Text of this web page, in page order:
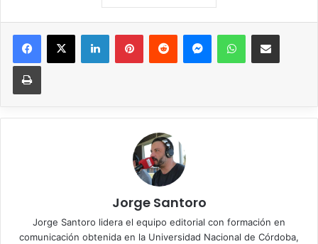
Facebook
X LinkedInPinterestReddit MessengerWhatsAppCompartir vía correo
Imprimir
Jorge Santoro
Jorge Santoro lidera el equipo editorial con formación en
comunicación obtenida en la Universidad Nacional de Córdoba,